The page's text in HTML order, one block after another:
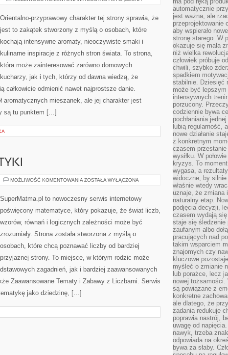
Orientalno-przyprawowy charakter tej strony sprawia, że
jest to zakątek stworzony z myślą o osobach, które
kochają intensywne aromaty, nieoczywiste smaki i
kulinarne inspiracje z różnych stron świata. To strona,
która może zainteresować zarówno domowych
kucharzy, jak i tych, którzy od dawna wiedzą, że
całkowicie odmienić nawet najprostsze danie.
aromatycznych mieszanek, ale jej charakter jest
są tu punktem […]
MOŻLIWOŚĆ KOMENTOWANIA HISTORIA
ZOSTAŁA WYŁĄCZONA
SuperMatma.pl to nowoczesny serwis internetowy
poświęcony matematyce, który pokazuje, że świat liczb,
wzorów, równań i logicznych zależności może być
zrozumiały. Strona została stworzona z myślą o
osobach, które chcą poznawać liczby od bardziej
przyjaznej strony. To miejsce, w którym rodzic może
zagadnień, jak i bardziej zaawansowanych
Zaawansowane Tematy i Zabawy z Liczbami. Serwis
jako dziedzinę, […]
automatycznie
jest ważna, ale
przeprojektowanie
aby wspierało
stronę starego. W
okazuje się mała
niż wielka
człowiek próbuje
chwili, szybko
spadkiem
stabilnie. Dziesięć
może być
intensywnych
porzucony.
codziennie bywa
pochłaniania
lubią regularność,
nowe działanie
z konkretnym
czasem
wysiłku. W
kryzys. To
wygasa, a
widoczne, by
właśnie wtedy
uznaje, że zmiana
naturalny etap.
podjęcia decyzji,
czasem wydają
staje się śledzenie
zaufanym albo
pracujących nad
takim wsparciem
znajomych czy
kluczowe
myśleć o zmianie
lub porażce, lecz
nowej tożsamości.
są powiązane z
konkretne
ale dlatego, że
zadania redukuje
poprawia nastrój,
uwagę od
nawyk, trzeba
odpowiada na
bywa za słaby.